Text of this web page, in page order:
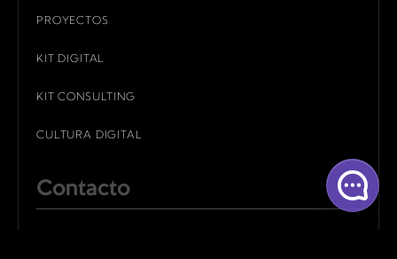
PROYECTOS
KIT DIGITAL
KIT CONSULTING
CULTURA DIGITAL
Contacto